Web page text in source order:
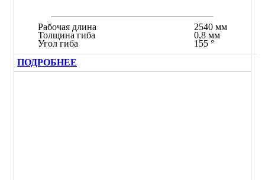
Рабочая длина
Толщина гиба
Угол гиба
2540 мм
0,8 мм
155 °
ПОДРОБНЕЕ